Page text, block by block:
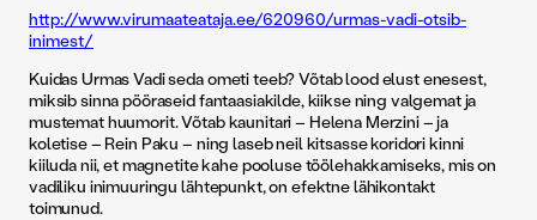
http://www.virumaateataja.ee/620960/urmas-vadi-otsib-
inimest/
Kuidas Urmas Vadi seda ometi teeb? Võtab lood elust enesest,
miksib sinna pööraseid fantaasiakilde, kiikse ning valgemat ja
mustemat huumorit. Võtab kaunitari – Helena Merzini – ja
koletise – Rein Paku – ning laseb neil kitsasse koridori kinni
kiiluda nii, et magnetite kahe pooluse töölehakkamiseks, mis on
vadiliku inimuuringu lähtepunkt, on efektne lähikontakt
toimunud.